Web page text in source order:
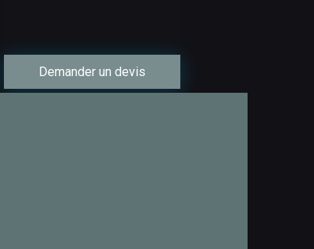
Demander un devis